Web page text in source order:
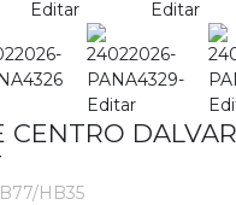
CENTRO
HB35